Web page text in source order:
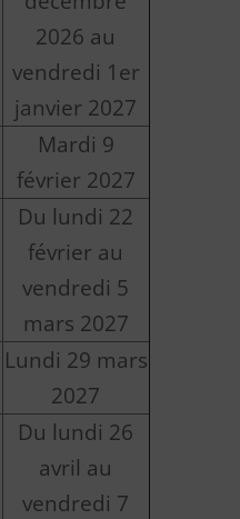
2026 au
vendredi 1er
janvier 2027
Mardi 9
février 2027
Du lundi 22
février au
vendredi 5
mars 2027
Lundi 29 mars
2027
Du lundi 26
avril au
vendredi 7